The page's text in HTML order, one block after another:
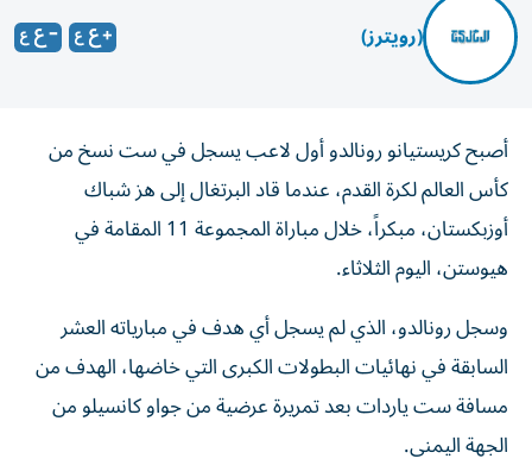
(رويترز)
أصبح كريستيانو ‌رونالدو أول لاعب يسجل في ​ست ⁠نسخ من
كأس ‌العالم لكرة القدم، عندما ‌قاد البرتغال إلى هز شباك
أوزبكستان، مبكراً، خلال مباراة ‌المجموعة 11 المقامة في
هيوستن، ⁠اليوم الثلاثاء.
وسجل رونالدو، الذي لم يسجل أي هدف في مبارياته العشر
السابقة في نهائيات البطولات الكبرى التي خاضها، الهدف من ​
مسافة ست ياردات بعد تمريرة عرضية ‌من جواو كانسيلو من
الجهة اليمنى.